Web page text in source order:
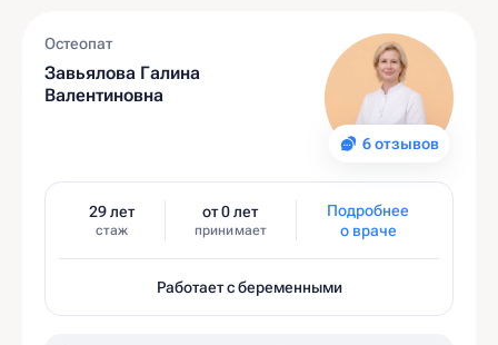
6 отзывов
Остеопат
Завьялова Галина
Валентиновна
29 лет
стаж
от 0 лет
принимает
Подробнее
о враче
Работает с беременными